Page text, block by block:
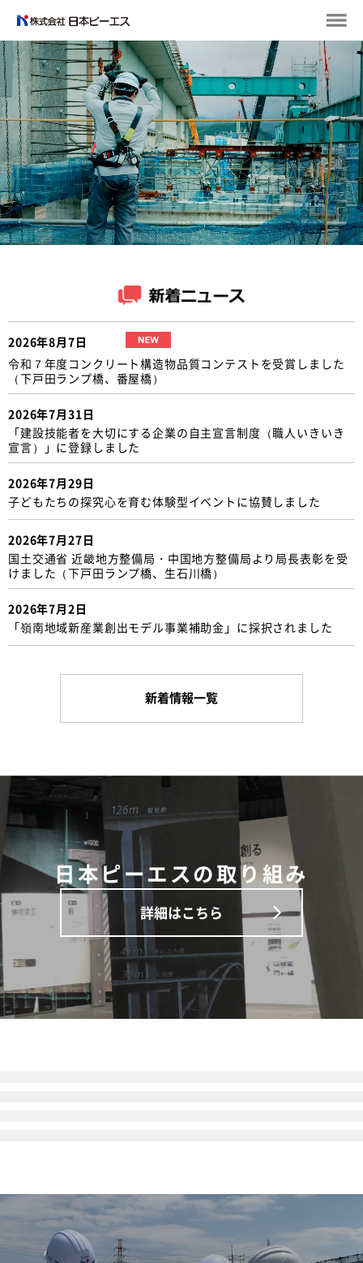
2026年8月7日
令和７年度コンクリート構造物品質コンテストを受賞しました
（下戸田ランプ橋、番屋橋）
2026年7月31日
「建設技能者を大切にする企業の自主宣言制度（職人いきいき
宣言）」に登録しました
2026年7月29日
子どもたちの探究心を育む体験型イベントに協賛しました
2026年7月27日
国土交通省 近畿地方整備局・中国地方整備局より局長表彰を受
けました（下戸田ランプ橋、生石川橋）
2026年7月2日
「嶺南地域新産業創出モデル事業補助金」に採択されました
新着情報一覧
日本ピーエスの取り組み
詳細はこちら